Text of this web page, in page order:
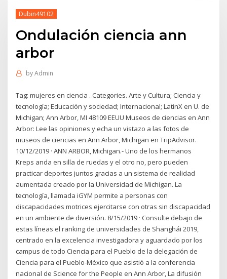
Dubin49102
Ondulación ciencia ann
arbor
byAdmin
Tag: mujeres en ciencia . Categories. Arte y Cultura; Ciencia y
tecnología; Educación y sociedad; Internacional; LatinX en U. de
Michigan; Ann Arbor, MI 48109 EEUU Museos de ciencias en Ann
Arbor: Lee las opiniones y echa un vistazo a las fotos de
museos de ciencias en Ann Arbor, Michigan en TripAdvisor.
10/12/2019 · ANN ARBOR, Michigan.- Uno de los hermanos
Kreps anda en silla de ruedas y el otro no, pero pueden
practicar deportes juntos gracias a un sistema de realidad
aumentada creado por la Universidad de Michigan. La
tecnología, llamada iGYM permite a personas con
discapacidades motrices ejercitarse con otras sin discapacidad
en un ambiente de diversión. 8/15/2019 · Consulte debajo de
estas líneas el ranking de universidades de Shanghái 2019,
centrado en la excelencia investigadora y aguardado por los
campus de todo Ciencia para el Pueblo de la delegación de
Ciencia para el Pueblo-México que asistió a la conferencia
nacional de Science for the People en Ann Arbor, La difusión